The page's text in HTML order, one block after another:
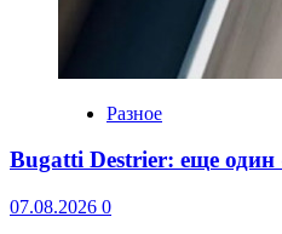
Разное
Bugatti Destrier: еще один
07.08.2026 0